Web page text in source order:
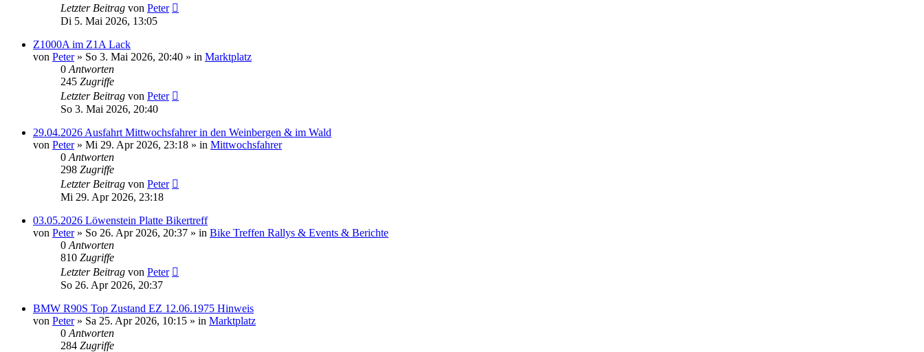
Letzter Beitrag von Peter
Di 5. Mai 2026, 13:05
Z1000A im Z1A Lack
von Peter» So 3. Mai 2026, 20:40 » in Marktplatz
0 Antworten
245 Zugriffe
Letzter Beitrag von Peter
So 3. Mai 2026, 20:40
29.04.2026 Ausfahrt Mittwochsfahrer in den Weinbergen & im Wald
von Peter» Mi 29. Apr 2026, 23:18 » in Mittwochsfahrer
0 Antworten
298 Zugriffe
Letzter Beitrag von Peter
Mi 29. Apr 2026, 23:18
03.05.2026 Löwenstein Platte Bikertreff
von Peter» So 26. Apr 2026, 20:37 » in Bike Treffen Rallys & Events & Berichte
0 Antworten
810 Zugriffe
Letzter Beitrag von Peter
So 26. Apr 2026, 20:37
BMW R90S Top Zustand EZ 12.06.1975 Hinweis
von Peter» Sa 25. Apr 2026, 10:15 » in Marktplatz
0 Antworten
284 Zugriffe